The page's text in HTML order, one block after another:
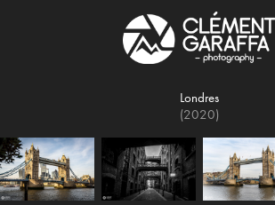
Londres
(2020)